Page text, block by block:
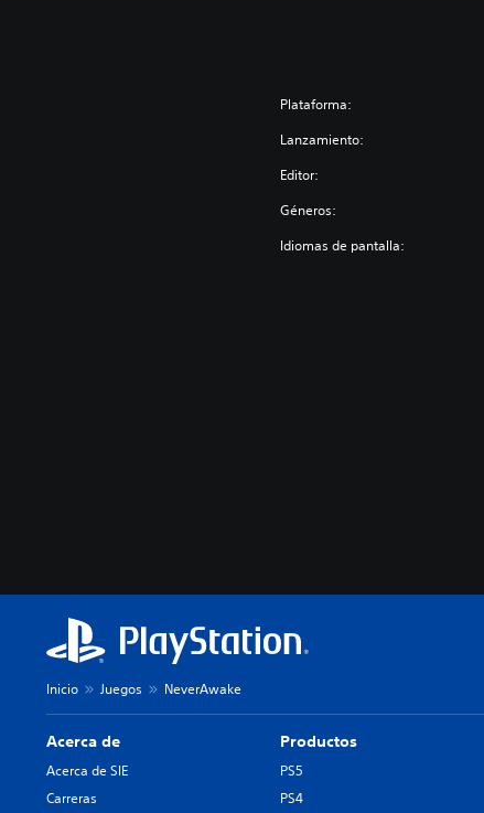
Plataforma:
Lanzamiento:
Editor:
Géneros:
Idiomas de pantalla:
Inicio Juegos NeverAwake
Acerca de
Acerca de SIE
Carreras
Productos
PS5
PS4